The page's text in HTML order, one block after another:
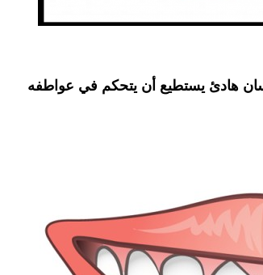
هادئ يستطيع أن يتحكم في عواطفه